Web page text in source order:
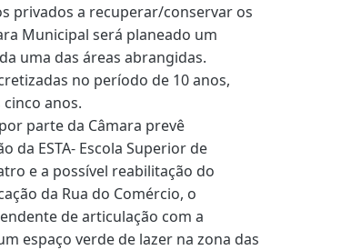
privados a recuperar/conservar os
Municipal será planeado um
uma das áreas abrangidas.
no período de 10 anos,
anos.
parte da Câmara prevê
da ESTA- Escola Superior de
e a possível reabilitação do
da Rua do Comércio, o
de articulação com a
espaço verde de lazer na zona das